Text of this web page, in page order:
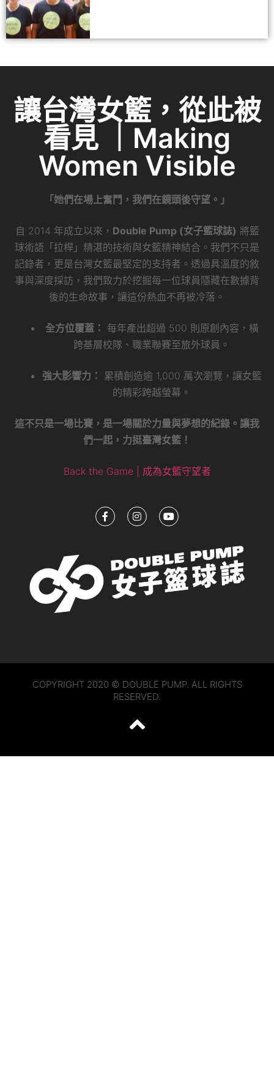
讓台灣女籃，從此被
看見 ｜Making
Women Visible
「她們在場上奮鬥，我們在鏡頭後守望。」
自 2014 年成立以來， Double Pump (女子籃球誌) 將籃
球術語「拉桿」精湛的技術與女籃精神結合。我們不只是
記錄者，更是台灣女籃最堅定的支持者。透過具溫度的敘
事與深度採訪，我們致力於挖掘每一位球員隱藏在數據背
後的生命故事，讓這份熱血不再被冷落。
全方位覆蓋： 每年產出超過 500 則原創內容，橫
跨基層校隊、職業聯賽至旅外球員。
強大影響力：
累積創造逾 1,000 萬次瀏覽，讓女籃
的精彩跨越螢幕。
這不只是一場比賽，是一場關於力量與夢想的紀錄。讓我
們一起，力挺臺灣女籃！
Back the Game | 成為女籃守望者
COPYRIGHT 2020 © DOUBLE PUMP. ALL RIGHTS
RESERVED.